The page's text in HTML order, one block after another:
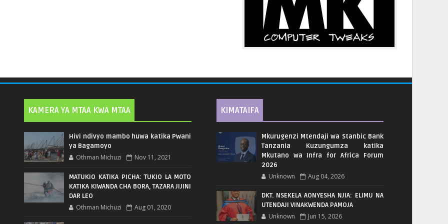
KAMERA YA MTAA KWA MTAA
Hivi ndivyo mambo huwa katika Pwani
ya Bagamoyo
Othman Michuzi Nov 11, 2021
MATUKIO KATIKA PICHA: TUKIO LA MOTO
KATIKA KIWANDA CHA BORA, TAZARA JIJINI
DAR LEO
Othman Michuzi Aug 01, 2020
KIMATAIFA
Mkurugenzi Mtendaji wa Stanbic Bank
Tanzania Kuzungumza katika
Mkutano wa Infra for Africa Forum
2026
Unknown Aug 04, 2026
DKT. NSEKELA AONYESHA NJIA: ELIMU NA
UTENDAJI VINAKWENDA PAMOJA
Unknown Jun 15, 2026